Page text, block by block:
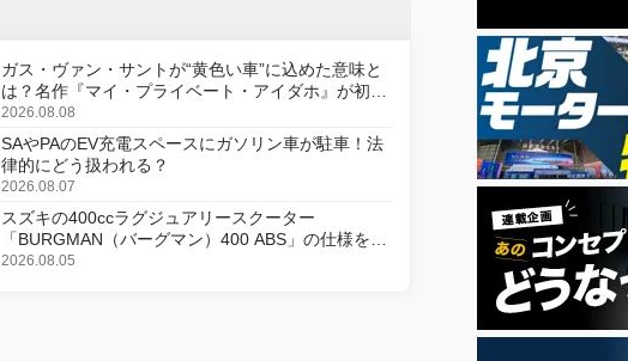
ガス・ヴァン・サントが“黄色い車”に込めた意味と
は？名作『マイ・プライベート・アイダホ』が初の
デジタルリマスター版で復活
2026.08.08
SAやPAのEV充電スペースにガソリン車が駐車！法
律的にどう扱われる？
2026.08.07
スズキの400ccラグジュアリースクーター
「BURGMAN（バーグマン）400 ABS」の仕様を変
更し、8月18日に発売
2026.08.05